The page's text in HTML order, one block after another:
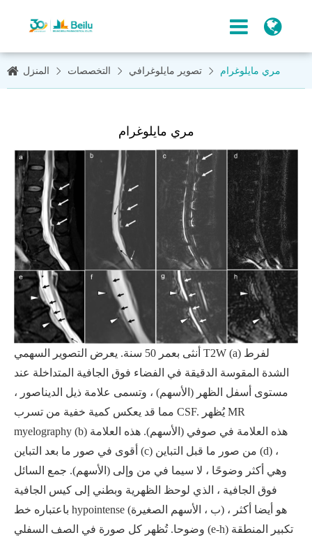
المنزل التخصصات تصوير مايلوغرافي مري مايلوغرام
مري مايلوغرام
أنثى بعمر 50 سنة. يعرض التصوير السهمي T2W (a) لفرط
الشدة المقوسة الدقيقة في الفضاء فوق الجافية المتداخلة عند
مستوى أسفل الظهر (الأسهم) ، وتسمى علامة ذيل الديناصور ،
مما قد يعكس كمية خفية من تسرب CSF. يُظهر MR
myelography (b) هذه العلامة في صوفي (الأسهم). هذه العلامة
أقوى في صور ما بعد التباين (c) من صور ما قبل التباين (d) ،
وهي أكثر وضوحًا ، لا سيما في من وإلى (الأسهم). جمع السائل
فوق الجافية ، الذي لوحظ الظهرية وبطني إلى كيس الجافية
باعتباره خط hypointense (ب ، الأسهم الصغيرة) ، هو أيضا أكثر
وضوحا. تُظهر كل صورة في الصف السفلي (e-h) تكبير المنطقة